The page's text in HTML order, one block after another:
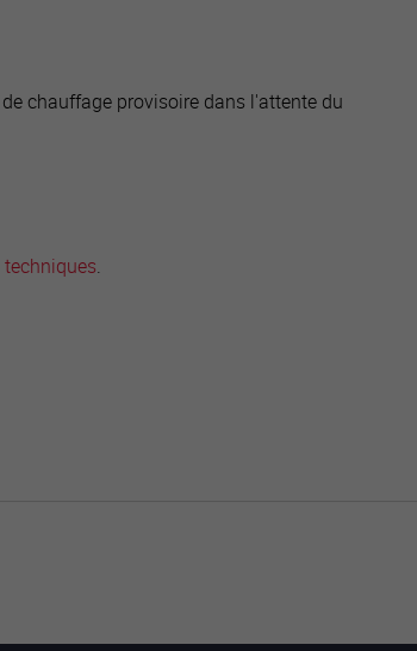
chauffage provisoire dans l'attente du
techniques.